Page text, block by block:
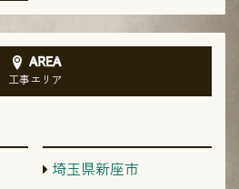
AREA
工事エリア
埼玉県新座市